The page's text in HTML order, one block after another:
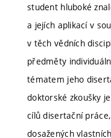
student hluboké
a jejích aplikací v
v těch vědních
předměty
tématem jeho
doktorské zkoušky
cílů disertační
dosažených